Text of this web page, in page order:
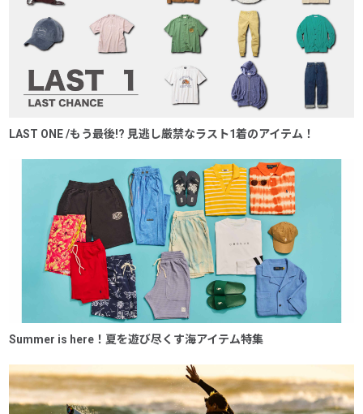
LAST ONE /もう最後!? 見逃し厳禁なラスト1着のアイテム！
Summer is here！夏を遊び尽くす海アイテム特集